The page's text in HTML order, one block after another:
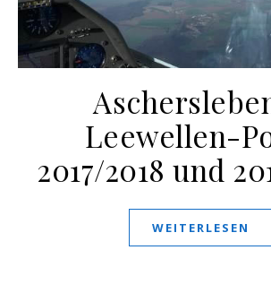
Leewellen-
2017/2018 und
WEITERLESEN